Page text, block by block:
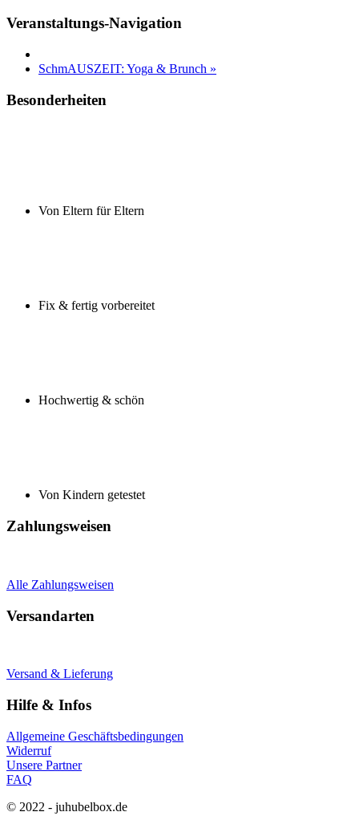
Veranstaltungs-Navigation
SchmAUSZEIT: Yoga & Brunch »
Besonderheiten
Von Eltern für Eltern
Fix & fertig vorbereitet
Hochwertig & schön
Von Kindern getestet
Zahlungsweisen
Alle Zahlungsweisen
Versandarten
Versand & Lieferung
Hilfe & Infos
Allgemeine Geschäftsbedingungen
Widerruf
Unsere Partner
FAQ
© 2022 - juhubelbox.de